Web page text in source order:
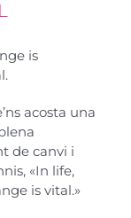
is
acosta una
de canvi i
«In life,
is vital.»